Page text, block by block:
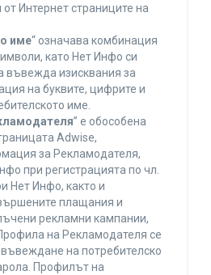
Интернет страниците на
име“ означава комбинация
като Нет Инфо си
въвежда изисквания за
на буквите, цифрите и
име.
” е обособена
Adwise,
за Рекламодателя,
при регистрацията по чл.
Нет Инфо, както и
плащания и
рекламни кампании,
на Рекламодателя се
на потребителско
Профилът на